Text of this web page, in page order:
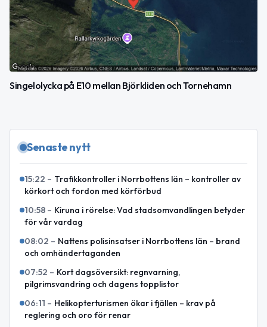
Singelolycka på E10 mellan Björkliden och Tornehamn
Senaste nytt
15:22 – Trafikkontroller i Norrbottens län – kontroller av
körkort och fordon med körförbud
10:58 – Kiruna i rörelse: Vad stadsomvandlingen betyder
för vår vardag
08:02 – Nattens polisinsatser i Norrbottens län – brand
och omhändertaganden
07:52 – Kort dagsöversikt: regnvarning,
pilgrimsvandring och dagens topplistor
06:11 – Helikopterturismen ökar i fjällen – krav på
reglering och oro för renar